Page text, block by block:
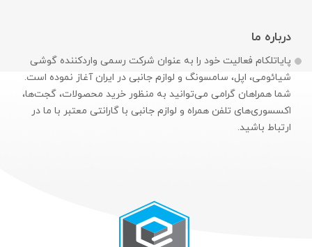
درباره ما
پایاتلکام فعالیت خود را به عنوان شرکت رسمی وارد‌کننده گوشی
شیائومی، اپل، سامسونگ و لوازم جانبی در ایران آغاز نموده است.
شما همراهان گرامی می‌توانید به منظور خرید محصولات، گجت‌ها،
اکسسوری‌های تلفن همراه و لوازم جانبی با گارانتی معتبر با ما در
ارتباط باشید.